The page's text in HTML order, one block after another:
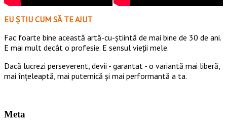
EU ȘTIU CUM SĂ TE AJUT
Fac foarte bine această artă-cu-știintă de mai bine de 30 de ani.
E mai mult decât o profesie. E sensul vieții mele.
Dacă lucrezi perseverent, devii - garantat - o variantă mai liberă,
mai înțeleaptă, mai puternică și mai performantă a ta.
Meta